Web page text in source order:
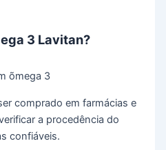
3 Lavitan?
comprado em farmácias e
a procedência do
confiáveis.